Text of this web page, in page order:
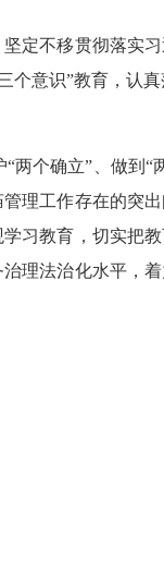
定不移贯彻落实
个意识”教育，认
个确立”、做到“
理工作存在的突
习教育，切实把
理法治化水平，